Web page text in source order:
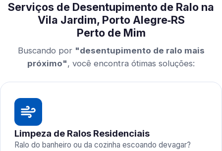
Serviços de Desentupimento de Ralo na
Vila Jardim, Porto Alegre‑RS
Perto de Mim
Buscando por "desentupimento de ralo mais
próximo", você encontra ótimas soluções:
Limpeza de Ralos Residenciais
Ralo do banheiro ou da cozinha escoando devagar?